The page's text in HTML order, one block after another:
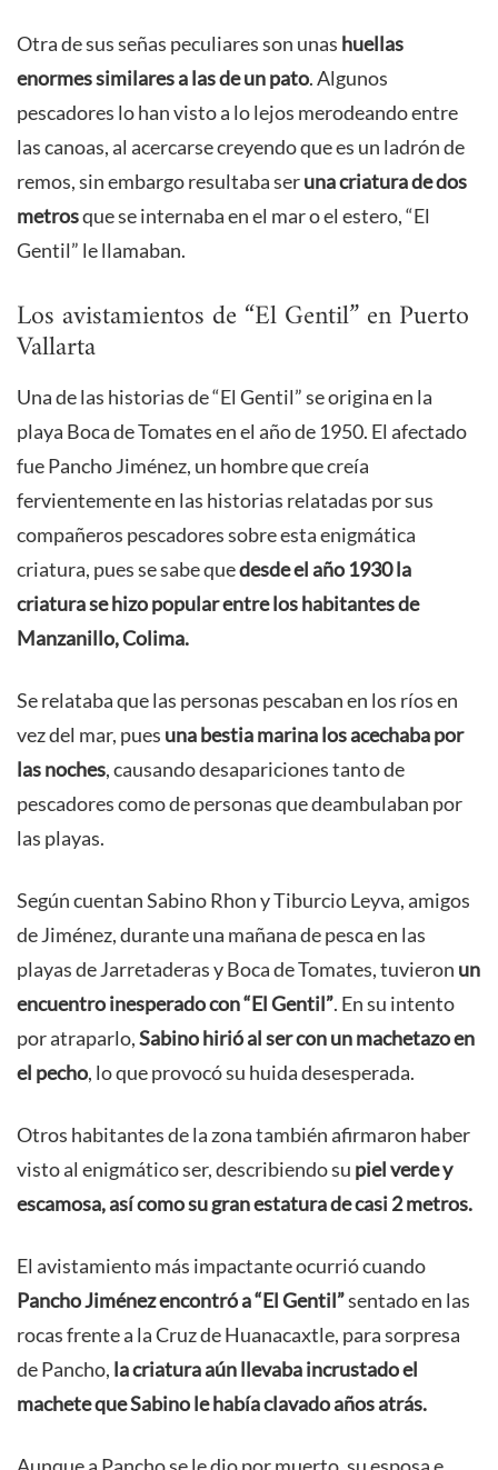
Otra de sus señas peculiares son unas huellas
enormes similares a las de un pato. Algunos
pescadores lo han visto a lo lejos merodeando entre
las canoas, al acercarse creyendo que es un ladrón de
remos, sin embargo resultaba seruna criatura de dos
metrosque se internaba en el mar o el estero, “El
Gentil” le llamaban.
Los avistamientos de “El Gentil” en Puerto
Vallarta
Una de las historias de “El Gentil” se origina en la
playa Boca de Tomates en el año de 1950. El afectado
fue Pancho Jiménez, un hombre que creía
fervientemente en las historias relatadas por sus
compañeros pescadores sobre esta enigmática
criatura, pues se sabe quedesde el año 1930 la
criatura se hizo popular entre los habitantes de
Manzanillo, Colima.
Se relataba que las personas pescaban en los ríos en
vez del mar, pues una bestia marina los acechaba por
las noches, causando desapariciones tanto de
pescadores como de personas que deambulaban por
las playas.
Según cuentan Sabino Rhon y Tiburcio Leyva, amigos
de Jiménez, durante una mañana de pesca en las
playas de Jarretaderas y Boca de Tomates, tuvieron un
encuentro inesperado con “El Gentil”. En su intento
por atraparlo,Sabino hirió al ser con un machetazo en
el pecho, lo que provocó su huida desesperada.
Otros habitantes de la zona también afirmaron haber
visto al enigmático ser, describiendo su piel verde y
escamosa, así como su gran estatura de casi 2 metros.
El avistamiento más impactante ocurrió cuando
Pancho Jiménez encontró a “El Gentil”sentado en las
rocas frente a la Cruz de Huanacaxtle, para sorpresa
de Pancho, la criatura aún llevaba incrustado el
machete que Sabino le había clavado años atrás.